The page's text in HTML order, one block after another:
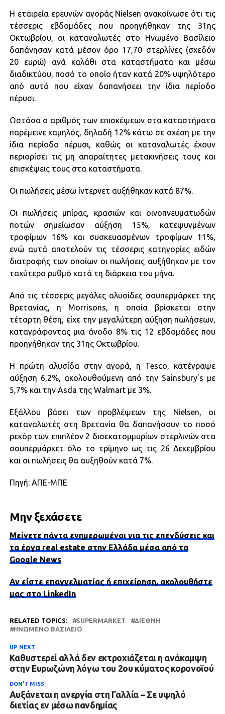
Η εταιρεία ερευνών αγοράς Nielsen ανακοίνωσε ότι τις
τέσσερις εβδομάδες που προηγήθηκαν της 31ης
Οκτωβρίου, οι καταναλωτές στο Ηνωμένο Βασίλειο
δαπάνησαν κατά μέσον όρο 17,70 στερλίνες (σχεδόν
20 ευρώ) ανά καλάθι στα καταστήματα και μέσω
διαδικτύου, ποσό το οποίο ήταν κατά 20% υψηλότερο
από αυτό που είχαν δαπανήσεει την ίδια περίοδο
πέρυσι.
Ωστόσο ο αριθμός των επισκέψεων στα καταστήματα
παρέμεινε χαμηλός, δηλαδή 12% κάτω σε σχέση με την
ίδια περίοδο πέρυσι, καθώς οι καταναλωτές έχουν
περιορίσει τις μη απαραίτητες μετακινήσεις τους και
επισκέψεις τους στα καταστήματα.
Οι πωλήσεις μέσω ίντερνετ αυξήθηκαν κατά 87%.
Οι πωλήσεις μπίρας, κρασιών και οινοπνευματωδών
ποτών σημείωσαν αύξηση 15%, κατεψυγμένων
τροφίμων 16% και συσκευασμένων τροφίμων 11%,
ενώ αυτά αποτελούν τις τέσσερις κατηγορίες ειδών
διατροφής των οποίων οι πωλήσεις αυξήθηκαν με τον
ταχύτερο ρυθμό κατά τη διάρκεια του μήνα.
Από τις τέσσερις μεγάλες αλυσίδες σουπερμάρκετ της
Βρετανίας, η Morrisons, η οποία βρίσκεται στην
τέταρτη θέση, είχε την μεγαλύτερη αύξηση πωλήσεων,
καταγράφοντας μια άνοδο 8% τις 12 εβδομάδες που
προηγήθηκαν της 31ης Οκτωβρίου.
Η πρώτη αλυσίδα στην αγορά, η Tesco, κατέγραψε
αύξηση 6,2%, ακολουθούμενη από την Sainsbury’s με
5,7% και την Asda της Walmart με 3%.
Εξάλλου βάσει των προβλέψεων της Nielsen, οι
καταναλωτές στη Βρετανία θα δαπανήσουν το ποσό
ρεκόρ των επιπλέον 2 δισεκατομμυρίων στερλινών στα
σουπερμάρκετ όλο το τρίμηνο ως τις 26 Δεκεμβρίου
και οι πωλήσεις θα αυξηθούν κατά 7%.
Πηγή: ΑΠΕ-ΜΠΕ
Μην ξεχάσετε
Μείνετε πάντα ενημερωμένοι για τις επενδύσεις και
τα έργα real estate στην Ελλάδα μέσα από τα
Google News
Αν είστε επαγγελματίας ή επιχείρηση, ακολουθήστε
μας στο LinkedIn
RELATED TOPICS: SUPERMARKET
ΔΙΕΘΝΉ
ΗΝΩΜΈΝΟ ΒΑΣΊΛΕΙΟ
UP NEXT
Καθυστερεί αλλά δεν εκτροχιάζεται η ανάκαμψη
στην Ευρωζώνη λόγω του 2ου κύματος κορονοϊού
DON'T MISS
Αυξάνεται η ανεργία στη Γαλλία – Σε υψηλό
διετίας εν μέσω πανδημίας